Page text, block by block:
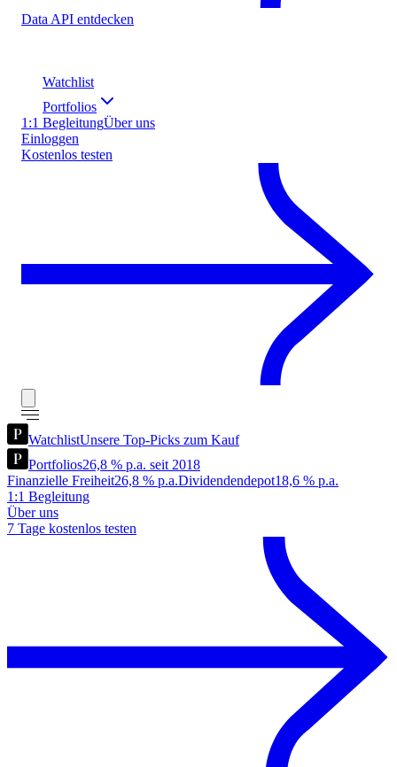
Data API entdecken
Watchlist
Portfolios
1:1 BegleitungÜber uns
Einloggen
Kostenlos testen
WatchlistUnsere Top-Picks zum Kauf
Portfolios26,8 % p.a. seit 2018
Finanzielle Freiheit26,8 % p.a.Dividendendepot18,6 % p.a.
1:1 Begleitung
Über uns
7 Tage kostenlos testen